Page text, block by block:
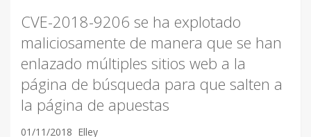
CVE-2018-9206 se ha explotado
maliciosamente de manera que se han
enlazado múltiples sitios web a la
página de búsqueda para que salten a
la página de apuestas
01/11/2018 Elley